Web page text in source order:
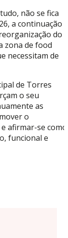
não se fica
a continuação
do
zona de food
necessitam de
de Torres
o seu
as
o
afirmar-se como
funcional e